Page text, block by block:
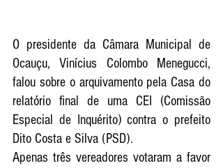
O presidente da Câmara Municipal de
Ocauçu, Vinícius Colombo Menegucci,
falou sobre o arquivamento pela Casa do
relatório final de uma CEI (Comissão
Especial de Inquérito) contra o prefeito
Dito Costa e Silva (PSD).
Apenas três vereadores votaram a favor